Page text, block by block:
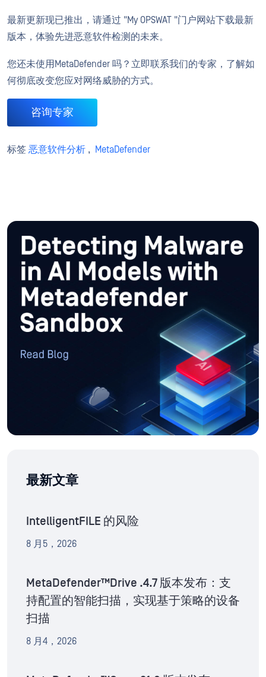
最新更新现已推出，请通过 "My OPSWAT "门户网站下载最新
版本，体验先进恶意软件检测的未来。
您还未使用MetaDefender 吗？立即联系我们的专家，了解如
何彻底改变您应对网络威胁的方式。
咨询专家
标签 恶意软件分析 , MetaDefender
最新文章
IntelligentFILE 的风险
8 月5，2026
MetaDefender™Drive .4.7 版本发布：支
持配置的智能扫描，实现基于策略的设备
扫描
8 月4，2026